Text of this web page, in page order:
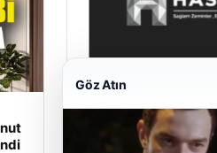
Enes Kaplan
Göz Atın